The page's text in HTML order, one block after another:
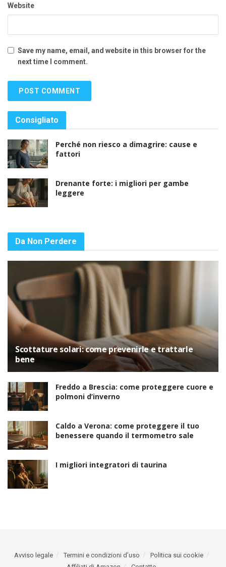
Website
Save my name, email, and website in this browser for the
next time I comment.
Consigliato
Perché non riesco a dimagrire: cause e
fattori
Drenante forte: i migliori per gambe
leggere
Da Non Perdere
Scottature solari: come prevenirle e trattarle
bene
Freddo a Brescia: come proteggere cuore e
polmoni d’inverno
Caldo a Verona: come proteggere il tuo
benessere quando il termometro sale
I migliori integratori di taurina
Avviso legale Termini e condizioni d’uso
Politica sui cookie